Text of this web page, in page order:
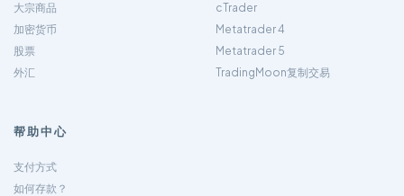
大宗商品
加密货币
股票
外汇
cTrader
Metatrader 4
Metatrader 5
TradingMoon复制交易
帮助中心
支付方式
如何存款？